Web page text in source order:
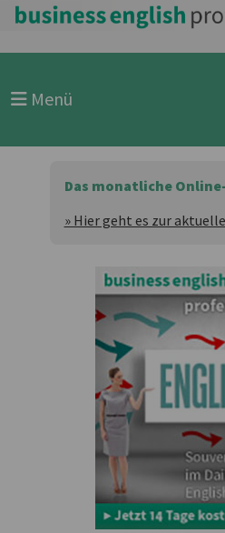
Menü
Das monatliche
» Hier geht es zur